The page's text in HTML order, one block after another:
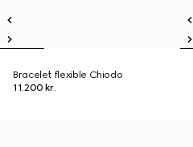
Bracelet flexible Chiodo
11.200 kr.